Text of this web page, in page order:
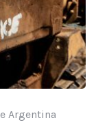
Argentina